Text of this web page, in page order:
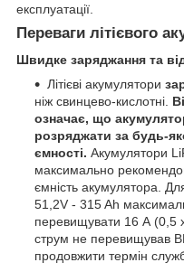
експлуатації.
Переваги літієвого
Швидке заряджання та
Літієві акумулятори
ніж свинцево-кислотні.
означає, що
розряджати за будь-
ємності. Акумулятори
максимально
ємність акумулятора.
51,2V - 315 Ah
перевищувати 16 А
струм не перевищував
продовжити термін